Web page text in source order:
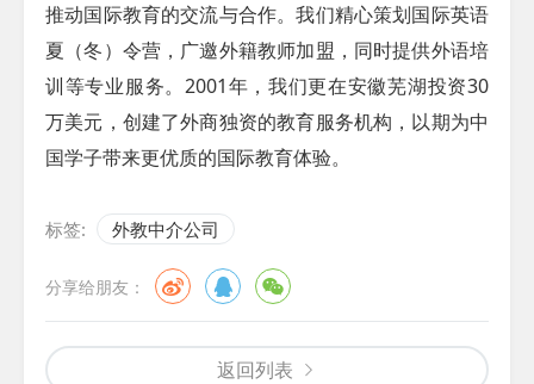
推动国际教育的交流与合作。我们精心策划国际英语
夏（冬）令营，广邀外籍教师加盟，同时提供外语培
训等专业服务。2001年，我们更在安徽芜湖投资30
万美元，创建了外商独资的教育服务机构，以期为中
国学子带来更优质的国际教育体验。
标签: 外教中介公司
分享给朋友：
返回列表